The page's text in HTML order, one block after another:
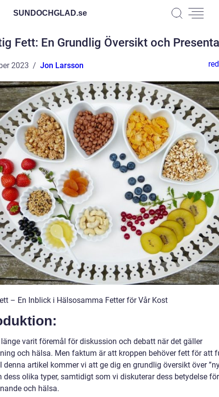
SUNDOCHGLAD.se
Fett: En Grundlig Översikt och
2023 Jon Larsson
– En Inblick i Hälsosamma Fetter för Vår Kost
varit föremål för diskussion och debatt när det gäller
och hälsa. Men faktum är att kroppen behöver fett för att
denna artikel kommer vi att ge dig en grundlig översikt över
dess olika typer, samtidigt som vi diskuterar dess betydelse
och hälsa.